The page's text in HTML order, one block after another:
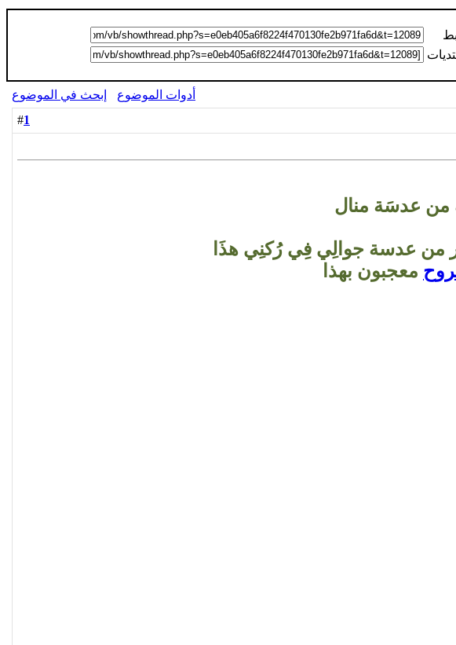
أدوات الموضوع
إبحث في الموضوع
1
من عدسَة منال
من عدسة جوالِي فِي رُكنِي هذَا
معجبون بهذا